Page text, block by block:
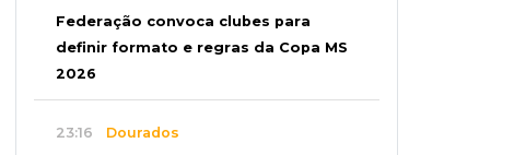
Federação convoca clubes para
definir formato e regras da Copa MS
2026
23:16 Dourados